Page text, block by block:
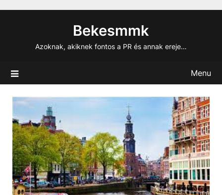
Bekesmmk
Azoknak, akiknek fontos a PR és annak ereje…
Menu